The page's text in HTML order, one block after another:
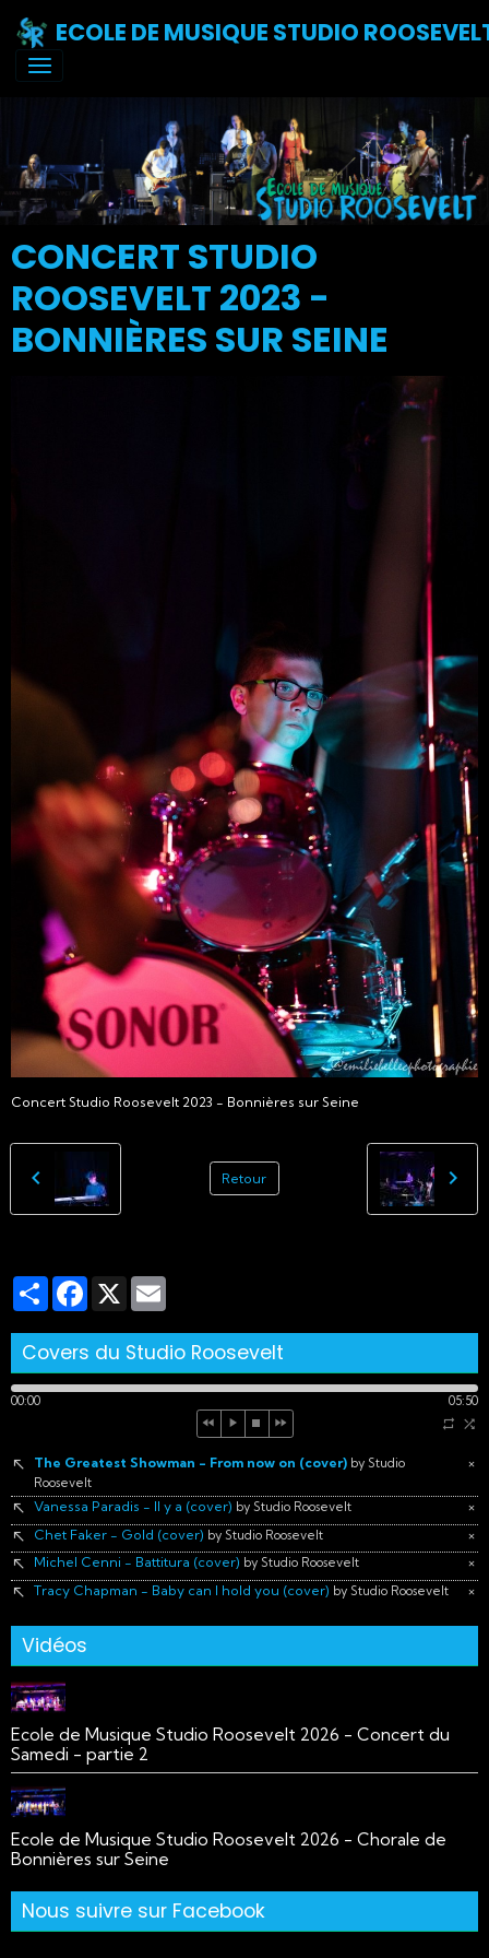
ECOLE DE MUSIQUE STUDIO
CONCERT STUDIO
ROOSEVELT 2023 -
BONNIÈRES SUR SEINE
Concert Studio Roosevelt 2023 - Bonnières sur Seine
Retour
PartagerFacebook
X
Covers du Studio Roosevelt
00:00 05:50
×
The Greatest Showman - From now on (cover) by Studio
Roosevelt
×
Vanessa Paradis - Il y a (cover) by Studio Roosevelt
×
Chet Faker - Gold (cover) by Studio Roosevelt
×
Michel Cenni - Battitura (cover) by Studio Roosevelt
×
Tracy Chapman - Baby can I hold you (cover) by Studio Roosevelt
Vidéos
Ecole de Musique Studio Roosevelt 2026 - Concert du
Samedi - partie 2
Ecole de Musique Studio Roosevelt 2026 - Chorale de
Bonnières sur Seine
Nous suivre sur Facebook